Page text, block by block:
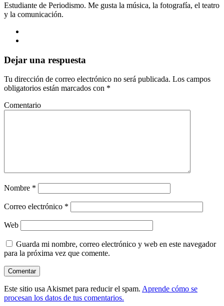
Estudiante de Periodismo. Me gusta la música, la fotografía, el teatro
y la comunicación.
Dejar una respuesta
Tu dirección de correo electrónico no será publicada. Los campos
obligatorios están marcados con *
Comentario
Nombre *
Correo electrónico *
Web
Guarda mi nombre, correo electrónico y web en este navegador
para la próxima vez que comente.
Este sitio usa Akismet para reducir el spam. Aprende cómo se
procesan los datos de tus comentarios.